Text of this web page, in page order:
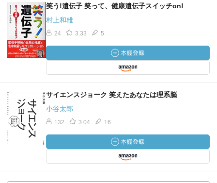
笑う!遺伝子 笑って、健康遺伝子スイッチon!
村上和雄
24 3.33 5
サイエンスジョーク 笑えたあなたは理系脳
小谷太郎
132 3.04 16